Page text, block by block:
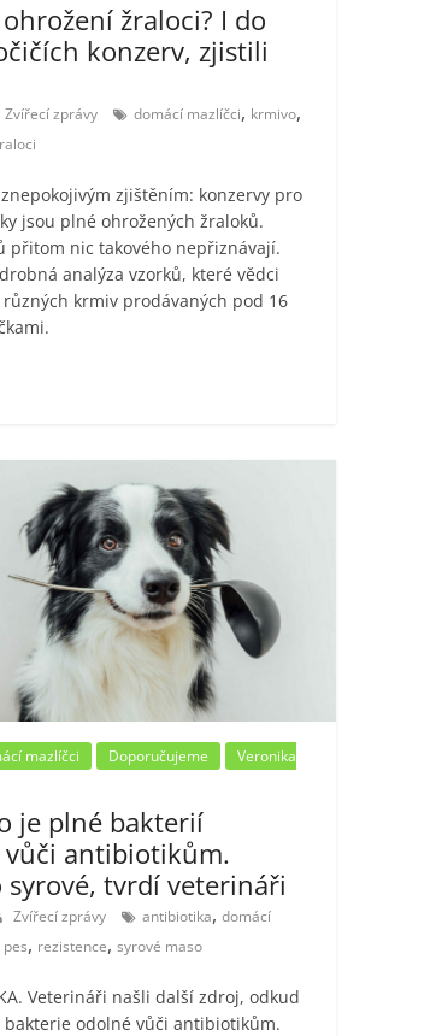
žraloci? I do
konzerv, zjistili
Zvířecí zprávy domácí mazlíčci, krmivo,
zjištěním: konzervy pro
jsou plné ohrožených žraloků.
přitom nic takového nepřiznávají.
analýza vzorků, které vědci
krmiv prodávaných pod 16
mazlíčci Doporučujeme
Veronika
je plné bakterií
antibiotikům.
syrové, tvrdí veterináři
Zvířecí zprávy antibiotika,domácí
pes, rezistence,syrové maso
Veterináři našli další zdroj, odkud
odolné vůči antibiotikům.